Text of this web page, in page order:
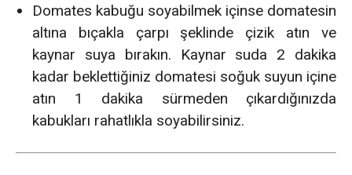
Domates kabuğu soyabilmek içinse domatesin
altına bıçakla çarpı şeklinde çizik atın ve
kaynar suya bırakın. Kaynar suda 2 dakika
kadar beklettiğiniz domatesi soğuk suyun içine
atın 1 dakika sürmeden çıkardığınızda
kabukları rahatlıkla soyabilirsiniz.